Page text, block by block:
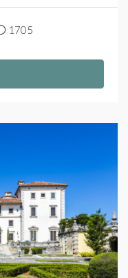
1705